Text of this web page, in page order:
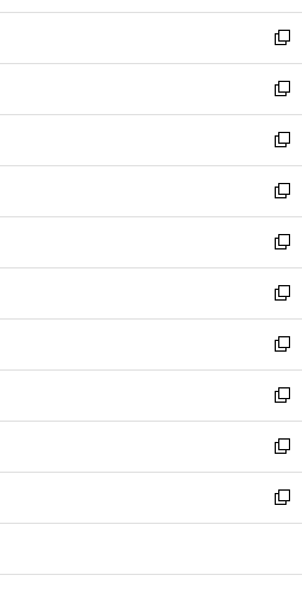
開
く
ウ
で
開
く
ン
ド
ウ
で
開
く
ウ
ィ
ン
ド
ウ
で
開
く
新
し
い
ウ
ィ
ン
ド
ウ
で
開
く
新
し
い
ウ
ィ
ン
ド
ウ
で
開
く
新
し
い
ウ
ィ
ン
ド
ウ
で
開
く
新
し
い
ウ
ィ
ン
ド
ウ
で
開
く
新
し
い
ウ
ィ
ン
ド
ウ
で
開
く
新
し
い
ウ
ィ
ン
ド
ウ
で
開
新
し
い
ウ
ィ
ン
ド
ウ
開
新
し
い
ウ
ィ
ン
ウ
新
し
い
ウ
ン
新
し
ウ